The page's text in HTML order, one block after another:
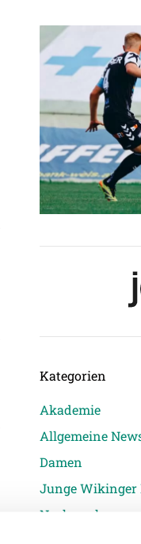
Kategorien
Akademie
Allgemeine
Damen
Junge Wikinger
Nachwuchs